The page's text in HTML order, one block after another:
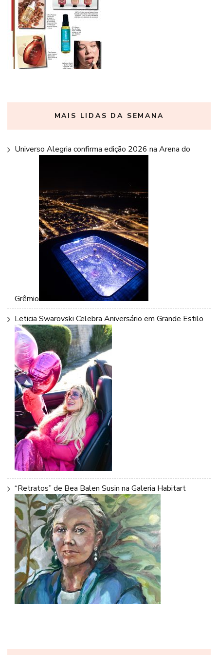
MAIS LIDAS DA SEMANA
Universo Alegria confirma edição 2026 na Arena do
Grêmio
Leticia Swarovski Celebra Aniversário em Grande Estilo
“Retratos” de Bea Balen Susin na Galeria Habitart